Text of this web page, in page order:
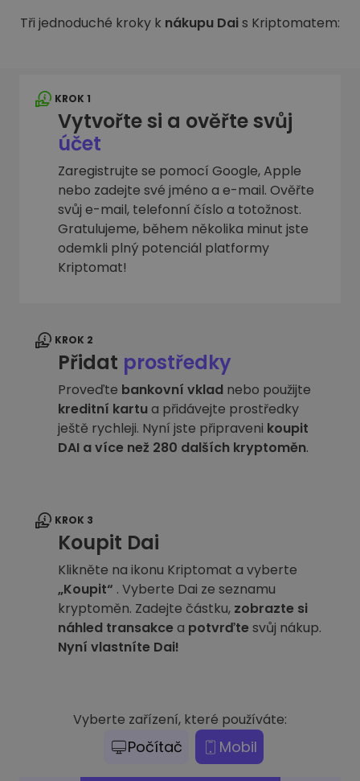
Tři jednoduché kroky k nákupu Dais Kriptomatem:
KROK 1
Vytvořte si a ověřte svůj
účet
Zaregistrujte se pomocí Google, Apple
nebo zadejte své jméno a e-mail. Ověřte
svůj e-mail, telefonní číslo a totožnost.
Gratulujeme, během několika minut jste
odemkli plný potenciál platformy
Kriptomat!
KROK 2
Přidat prostředky
Proveďte bankovní vklad nebo použijte
kreditní kartua přidávejte prostředky
ještě rychleji. Nyní jste připraveni koupit
DAI a více než 280 dalších kryptoměn.
KROK 3
Koupit Dai
Klikněte na ikonu Kriptomat a vyberte
„Koupit“ . Vyberte Dai ze seznamu
kryptoměn. Zadejte částku, zobrazte si
náhled transakcea potvrďtesvůj nákup.
Nyní vlastníte Dai!
Vyberte zařízení, které používáte:
Počítač Mobil